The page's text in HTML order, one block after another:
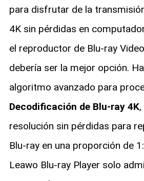
para disfrutar de la
4K sin pérdidas en
el reproductor de Blu-ray
debería ser la mejor opción.
algoritmo avanzado para
Decodificación de Blu-ray 4K,
resolución sin pérdidas para
Blu-ray en una proporción de
Leawo Blu-ray Player solo